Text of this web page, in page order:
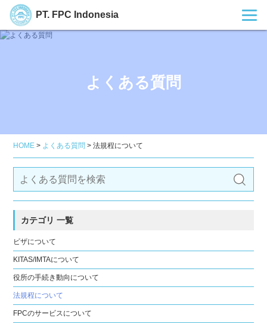
PT. FPC Indonesia
よくある質問
HOME > よくある質問 >法規程について
カテゴリ 一覧
ビザについて
KITAS/IMTAについて
役所の手続き動向について
法規程について
FPCのサービスについて